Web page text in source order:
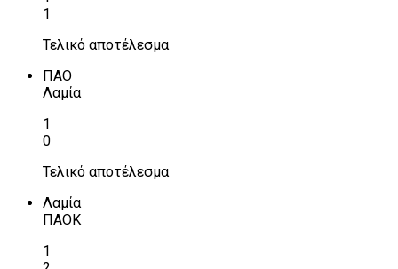
1
Τελικό αποτέλεσμα
ΠΑΟ
Λαμία
1
0
Τελικό αποτέλεσμα
Λαμία
ΠΑΟΚ
1